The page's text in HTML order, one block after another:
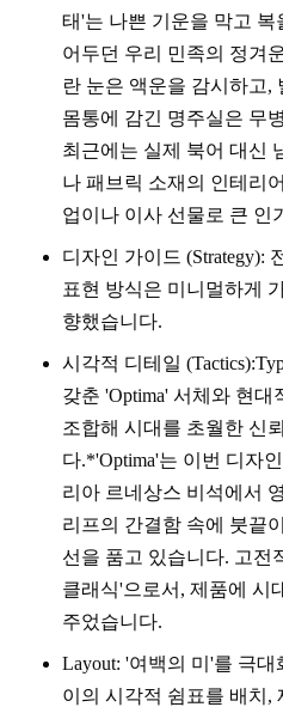
태'는 나쁜 기운을 막고 복
어두던 우리 민족의 정겨
란 눈은 액운을 감시하고,
몸통에 감긴 명주실은 무
최근에는 실제 북어 대신
나 패브릭 소재의 인테리
업이나 이사 선물로 큰 인
디자인 가이드 (Strategy):
표현 방식은 미니멀하게
향했습니다.
시각적 디테일
갖춘 'Optima' 서체와 현대
조합해 시대를 초월한 신
다.*'Optima'는 이번 디자
리아 르네상스 비석에서
리프의 간결함 속에 붓끝
선을 품고 있습니다. 고전
클래식'으로서, 제품에 시
주었습니다.
Layout: '여백의 미'를 극
이의 시각적 쉼표를 배치,